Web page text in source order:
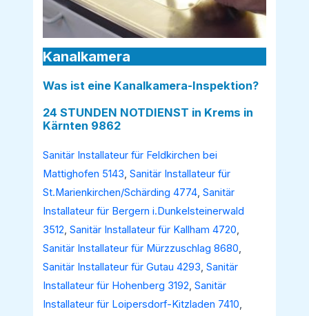
Kanalkamera
Was ist eine Kanalkamera-Inspektion?
24 STUNDEN NOTDIENST in Krems in
Kärnten 9862
Sanitär Installateur für Feldkirchen bei
Mattighofen 5143,Sanitär Installateur für
St.Marienkirchen/Schärding 4774,Sanitär
Installateur für Bergern i.Dunkelsteinerwald
3512,Sanitär Installateur für Kallham 4720,
Sanitär Installateur für Mürzzuschlag 8680,
Sanitär Installateur für Gutau 4293,Sanitär
Installateur für Hohenberg 3192,Sanitär
Installateur für Loipersdorf-Kitzladen 7410,